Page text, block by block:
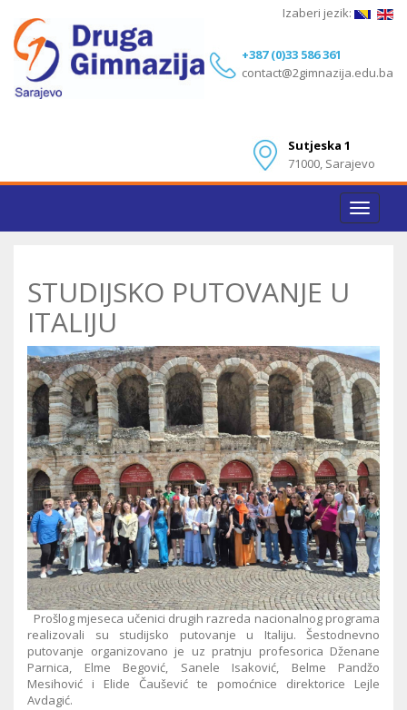
+387 (0)33 586 361
contact@2gimnazija.edu.ba
Sutjeska 1
71000, Sarajevo
Izaberi jezik:
Toggle
STUDIJSKO PUTOVANJE U
ITALIJU
Prošlog mjeseca učenici drugih razreda nacionalnog programa
realizovali su studijsko putovanje u Italiju. Šestodnevno
putovanje organizovano je uz pratnju profesorica Dženane
Parnica, Elme Begović, Sanele Isaković, Belme Pandžo
Mesihović i Elide Čaušević te pomoćnice direktorice Lejle
Avdagić.